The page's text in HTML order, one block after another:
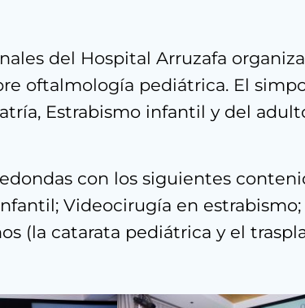
del Hospital Arruzafa
oftalmología pediátrica. El
Estrabismo infantil y del
con los siguientes
Videocirugía en
(la catarata pediátrica y el